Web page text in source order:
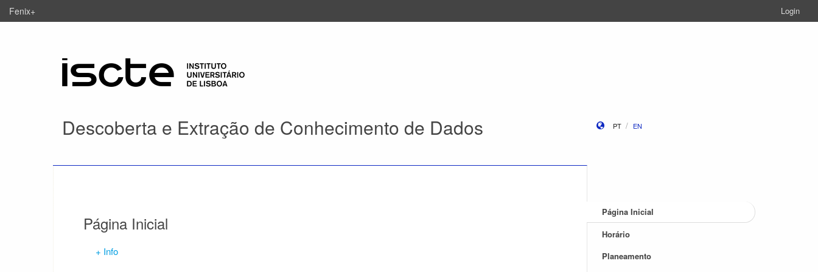
Fenix+ Login
Descoberta e Extração de Conhecimento de Dados PT EN
Página Inicial
+ Info
Página Inicial
Horário
Planeamento